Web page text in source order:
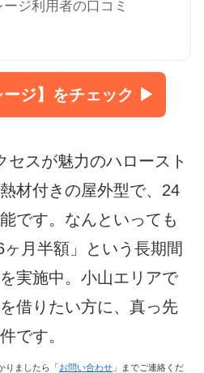
ジ利用者の口コミ
ージ】をチェック ▶
セスが魅力のハロースト
材付きの屋外型で、24
です。なんといっても
月半額」という長期間
実施中。小山エリアで
借りたい方に、真っ先
です。
りましたら「お問い合わせ 」までご連絡くだ